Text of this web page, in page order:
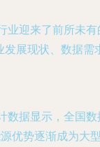
迎来了前所未
展现状、数据需
据显示，全国
优势逐渐成为